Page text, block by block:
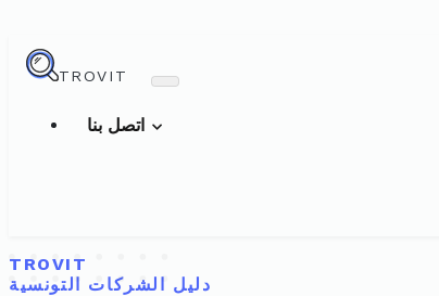
TROVIT
TROVIT
دليل الشركات التونسية